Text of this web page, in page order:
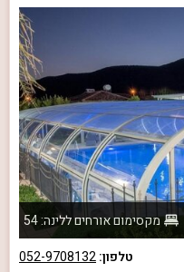
מקסימום אורחים ללינה: 54
טלפון:052-9708132